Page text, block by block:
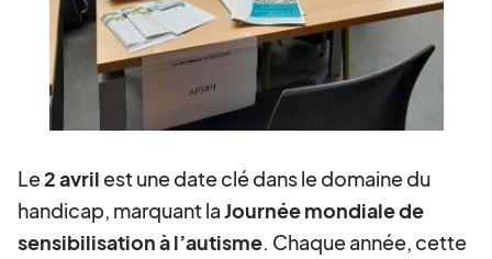
Le2 avril est une date clé dans le domaine du
handicap, marquant laJournée mondiale de
sensibilisation à l’autisme. Chaque année, cette